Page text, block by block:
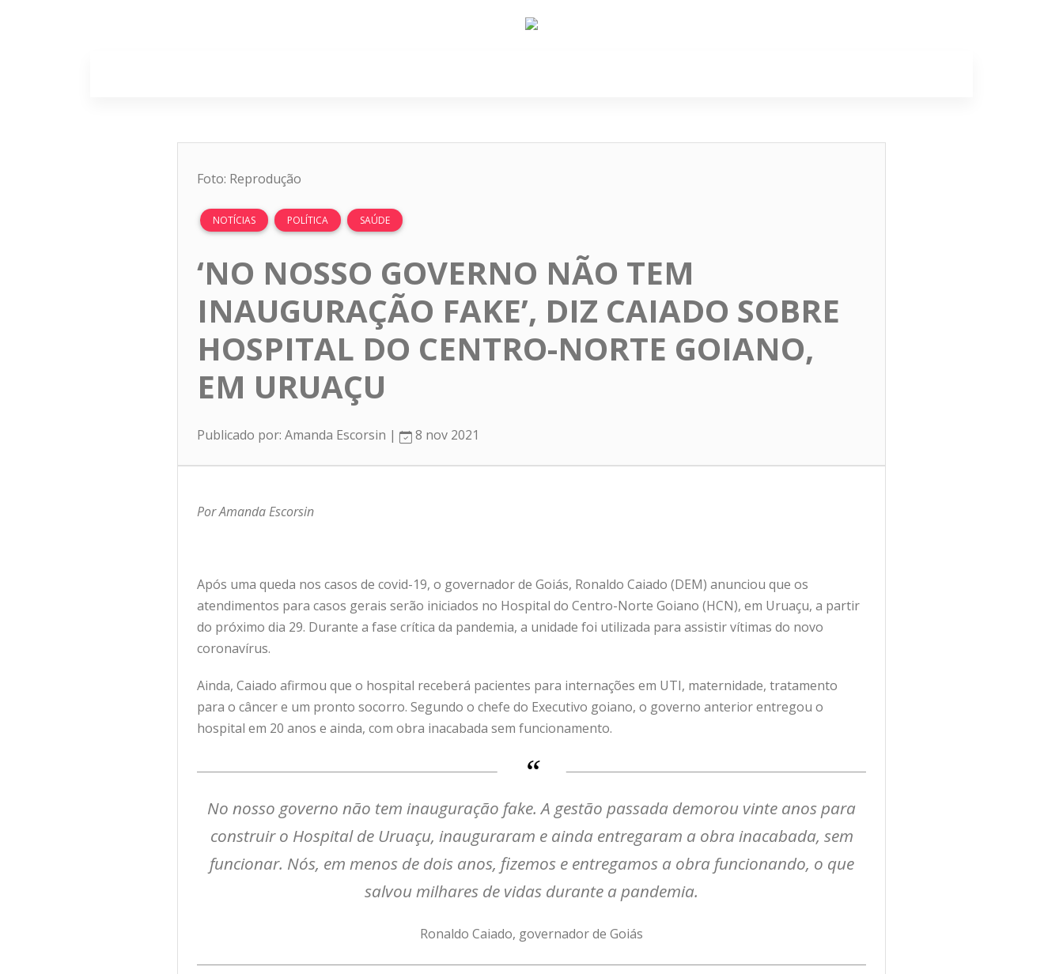
Foto: Reprodução
NOTÍCIAS POLÍTICA SAÚDE
‘NO NOSSO GOVERNO NÃO TEM
INAUGURAÇÃO FAKE’, DIZ CAIADO SOBRE
HOSPITAL DO CENTRO-NORTE GOIANO,
EM URUAÇU
Publicado por: Amanda Escorsin | 8 nov 2021
Por Amanda Escorsin
Após uma queda nos casos de covid-19, o governador de Goiás, Ronaldo Caiado (DEM) anunciou que os
atendimentos para casos gerais serão iniciados no Hospital do Centro-Norte Goiano (HCN), em Uruaçu, a partir
do próximo dia 29. Durante a fase crítica da pandemia, a unidade foi utilizada para assistir vítimas do novo
coronavírus.
Ainda, Caiado afirmou que o hospital receberá pacientes para internações em UTI, maternidade, tratamento
para o câncer e um pronto socorro. Segundo o chefe do Executivo goiano, o governo anterior entregou o
hospital em 20 anos e ainda, com obra inacabada sem funcionamento.
No nosso governo não tem inauguração fake. A gestão passada demorou vinte anos para
construir o Hospital de Uruaçu, inauguraram e ainda entregaram a obra inacabada, sem
funcionar. Nós, em menos de dois anos, fizemos e entregamos a obra funcionando, o que
salvou milhares de vidas durante a pandemia.
Ronaldo Caiado, governador de Goiás